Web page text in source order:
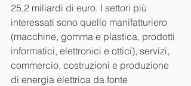
25,2 miliardi di euro. I settori più
interessati sono quello manifatturiero
(macchine, gomma e plastica, prodotti
informatici, elettronici e ottici), servizi,
commercio, costruzioni e produzione
di energia elettrica da fonte